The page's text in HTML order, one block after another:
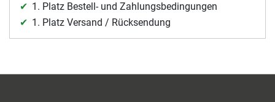
1. Platz Bestell- und Zahlungsbedingungen
1. Platz Versand / Rücksendung